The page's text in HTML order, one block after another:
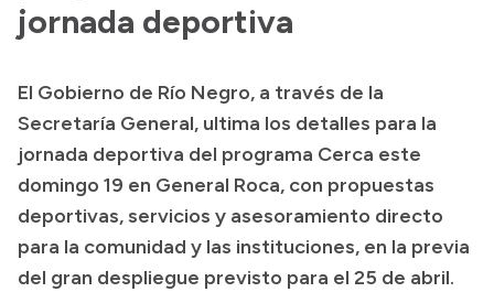
Transparencia
Boletín Oficial
Compras y licitaciones
Consulta de expedientes
Consulta de pago a proveedores
Convocatorias
Intranet
jornada deportiva
El Gobierno de Río Negro, a través de la
Secretaría General, ultima los detalles para la
jornada deportiva del programa Cerca este
domingo 19 en General Roca, con propuestas
deportivas, servicios y asesoramiento directo
para la comunidad y las instituciones, en la previa
del gran despliegue previsto para el 25 de abril.